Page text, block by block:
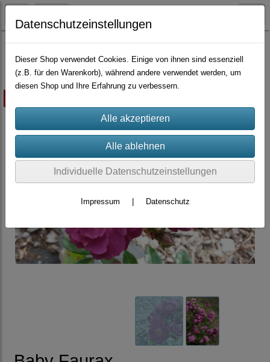
Container-Rosen
Datenschutzeinstellungen
Dieser Shop verwendet Cookies. Einige von ihnen sind essenziell
(z.B. für den Warenkorb), während andere verwendet werden, um
diesen Shop und Ihre Erfahrung zu verbessern.
Individuelle Datenschutzeinstellungen
Impressum Datenschutz